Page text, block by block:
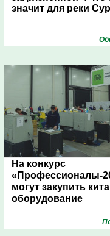
значит для реки
На конкурс
«Профессионалы-
могут закупить
оборудование